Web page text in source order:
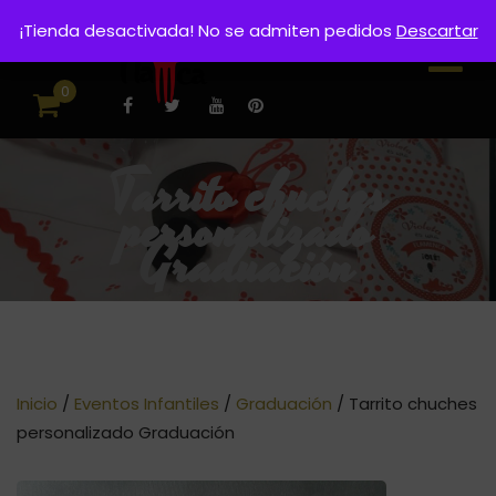
0
Tarrito chuches
personalizado
Graduación
Inicio / Eventos Infantiles / Graduación / Tarrito chuches
personalizado Graduación
¡Tienda desactivada! No se admiten pedidos Descartar